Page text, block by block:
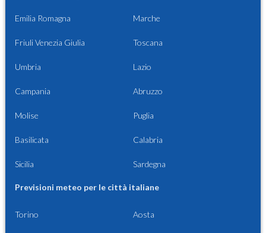
Emilia Romagna Marche
Friuli Venezia Giulia Toscana
Umbria Lazio
Campania Abruzzo
Molise Puglia
Basilicata Calabria
Sicilia Sardegna
Previsioni meteo per le città italiane
Torino Aosta